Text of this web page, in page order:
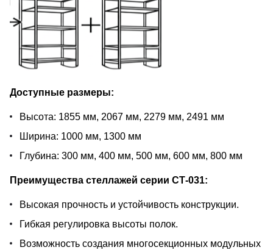
Доступные размеры:
Высота: 1855 мм, 2067 мм, 2279 мм, 2491 мм
Ширина: 1000 мм, 1300 мм
Глубина: 300 мм, 400 мм, 500 мм, 600 мм, 800 мм
Преимущества стеллажей серии СТ-031:
Высокая прочность и устойчивость конструкции.
Гибкая регулировка высоты полок.
Возможность создания многосекционных модульных